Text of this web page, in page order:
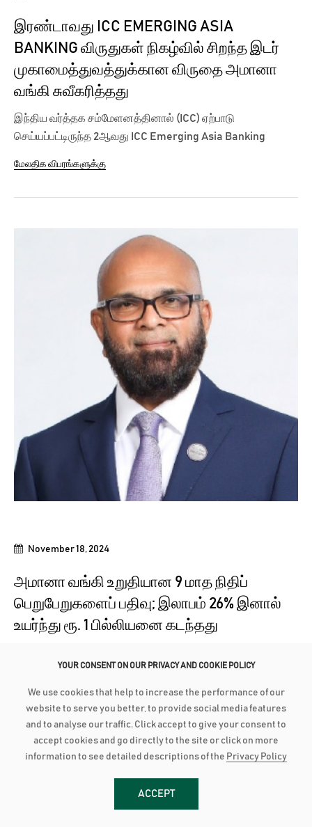
இரண்டாவது ICC EMERGING ASIA
BANKING விருதுகள் நிகழ்வில் சிறந்த இடர்
முகாமைத்துவத்துக்கான விருதை அமானா
வங்கி சுவீகரித்தது
இந்திய வர்த்தக சம்மேளனத்தினால் (ICC) ஏற்பாடு
செய்யப்பட்டிருந்த 2ஆவது ICC Emerging Asia Banking
மேலதிக விபரங்களுக்கு
November 18, 2024
அமானா வங்கி உறுதியான 9 மாத நிதிப்
பெறுபேறுகளைப் பதிவு; இலாபம் 26% இனால்
உயர்ந்து ரூ. 1 பில்லியனை கடந்தது
கடந்தது அமானா வங்கி, 2024 செப்டெம்பர் 30 ஆம் திகதியுடன்
நிறைவடைந்த...
மேலதிக விபரங்களுக்கு
YOUR CONSENT ON OUR PRIVACY AND COOKIE POLICY
We use cookies that help to increase the performance of our
website to serve you better, to provide social media features
and to analyse our traffic. Click accept to give your consent to
accept cookies and go directly to the site or click on more
information to see detailed descriptions of the Privacy Policy
ACCEPT